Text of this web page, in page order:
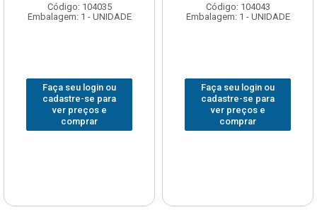
Código: 104035
Embalagem: 1 - UNIDADE
Faça seu login ou
cadastre-se para
ver preços e
comprar
Código: 104043
Embalagem: 1 - UNIDADE
Faça seu login ou
cadastre-se para
ver preços e
comprar